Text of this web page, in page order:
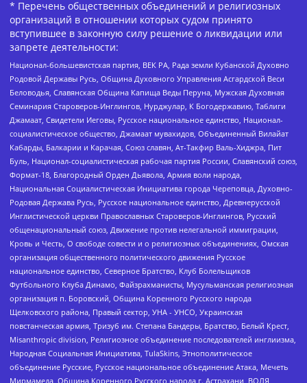
* Перечень общественных объединений и религиозных
организаций в отношении которых судом принято
вступившее в законную силу решение о ликвидации или
запрете деятельности:
Национал-большевистская партия, ВЕК РА, Рада земли Кубанской Духовно
Родовой Державы Русь, Община Духовного Управления Асгардской Веси
Беловодья, Славянская Община Капища Веды Перуна, Мужская Духовная
Семинария Староверов-Инглингов, Нурджулар, К Богодержавию, Таблиги
Джамаат, Свидетели Иеговы, Русское национальное единство, Национал-
социалистическое общество, Джамаат мувахидов, Объединенный Вилайат
Кабарды, Балкарии и Карачая, Союз славян, Ат-Такфир Валь-Хиджра, Пит
Буль, Национал-социалистическая рабочая партия России, Славянский союз,
Формат-18, Благородный Орден Дьявола, Армия воли народа,
Национальная Социалистическая Инициатива города Череповца, Духовно-
Родовая Держава Русь, Русское национальное единство, Древнерусской
Инглистической церкви Православных Староверов-Инглингов, Русский
общенациональный союз, Движение против нелегальной иммиграции,
Кровь и Честь, О свободе совести и о религиозных объединениях, Омская
организация общественного политического движения Русское
национальное единство, Северное Братство, Клуб Болельщиков
Футбольного Клуба Динамо, Файзрахманисты, Мусульманская религиозная
организация п. Боровский, Община Коренного Русского народа
Щелковского района, Правый сектор, УНА - УНСО, Украинская
повстанческая армия, Тризуб им. Степана Бандеры, Братство, Белый Крест,
Misanthropic division, Религиозное объединение последователей инглиизма,
Народная Социальная Инициатива, TulaSkins, Этнополитическое
объединение Русские, Русское национальное объединение Атака, Мечеть
Мирмамеда, Община Коренного Русского народа г. Астрахани, ВОЛЯ,